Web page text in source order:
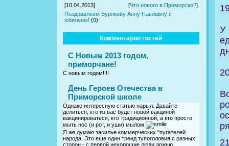
[10.04.2013]
[Что нового в Приморске?]
Поздравляем Бурякову Анну Павловну с
юбилеем! (0)
Комментарии гостей
С Новым 2013 годом,
приморчане!
С новым годом!!!!
День Героев Отечества в
Приморской школе
Однако интересную статью нарыл. Давайте
делиться, кто из вас будет новой вакциной
вакцинироваться, кто традиционной, а кто просто
мыть нос (и рот, и уши) мылом
Я же думаю засилье коммерческих "пугателей
народа. Это еще один тренд тупоголовия с разных
сторон - с первой нехорошие люди ложью
У